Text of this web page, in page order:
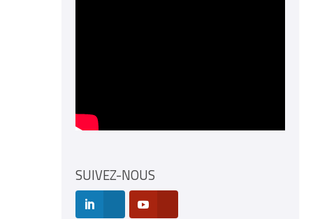
SUIVEZ-NOUS